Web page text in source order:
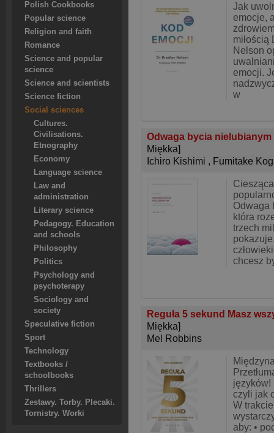
Polish Cookbooks
Popular science
Religion and faith
Romance
Science and popular
science
Science and scientists
Science fiction
Social sciences
Cultures.
Civilisations.
Etnography
Economy
Language science
Law and
administration
Literary science
Pedagogy. Education
and schools
Philosophy
Politics
Psychology and
psychoterapy
Sociology and
society
Speculative fiction
Sport
Technology
Textbooks /
schoolbooks
Thrillers
Zestawy. Torby. Plecaki.
Tornistry. Worki
Jak
emocje,
miłością
Nelson
emocji.
w
Odwaga bycia
Miękka]
Ichiro Kishimi , Fumitake
Odwaga
która
trzech
chcesz
Reguła 5 sekund Masz
Miękka]
Mel Robbins
języków!
czyli jak
W
aby: •